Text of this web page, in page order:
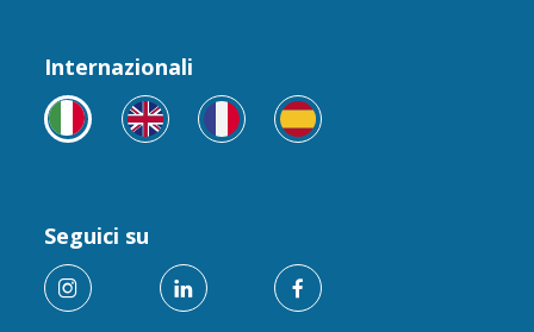
Internazionali
Seguici su